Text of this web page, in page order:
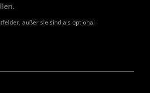
außer sie sind als optional